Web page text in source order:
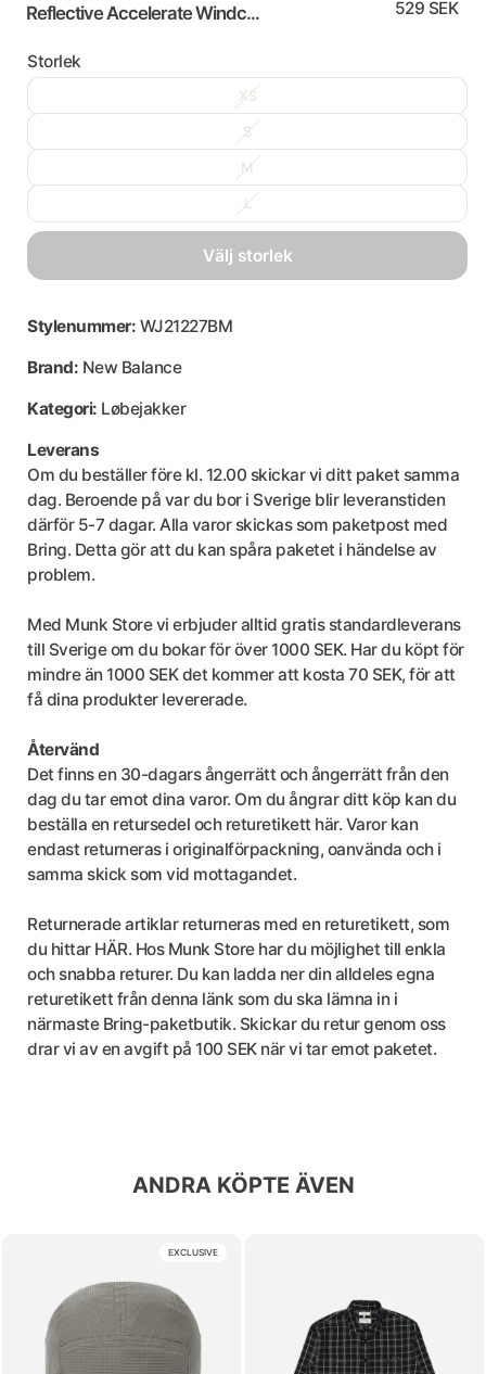
Reflective Accelerate Windc... 529 SEK
Storlek
XS
S
M
L
välj storlek
Stylenummer: WJ21227BM
Brand: New Balance
Kategori: Løbejakker
Leverans
Om du beställer före kl. 12.00 skickar vi ditt paket samma
dag. Beroende på var du bor i Sverige blir leveranstiden
därför 5-7 dagar. Alla varor skickas som paketpost med
Bring. Detta gör att du kan spåra paketet i händelse av
problem.
Med Munk Store vi erbjuder alltid gratis standardleverans
till Sverige om du bokar för över 1000 SEK. Har du köpt för
mindre än 1000 SEK det kommer att kosta 70 SEK, för att
få dina produkter levererade.
Återvänd
Det finns en 30-dagars ångerrätt och ångerrätt från den
dag du tar emot dina varor. Om du ångrar ditt köp kan du
beställa en retursedel och returetikett här. Varor kan
endast returneras i originalförpackning, oanvända och i
samma skick som vid mottagandet.
Returnerade artiklar returneras med en returetikett, som
du hittar HÄR. Hos Munk Store har du möjlighet till enkla
och snabba returer. Du kan ladda ner din alldeles egna
returetikett från denna länk som du ska lämna in i
närmaste Bring-paketbutik. Skickar du retur genom oss
drar vi av en avgift på 100 SEK när vi tar emot paketet.
ANDRA KÖPTE ÄVEN
EXCLUSIVE